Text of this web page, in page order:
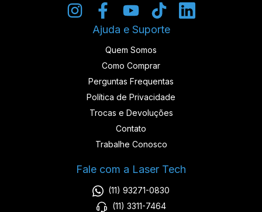
Ajuda e Suporte
Quem Somos
Como Comprar
Perguntas Frequentas
Política de Privacidade
Trocas e Devoluções
Contato
Trabalhe Conosco
Fale com a Laser Tech
(11) 93271-0830
(11) 3311-7464